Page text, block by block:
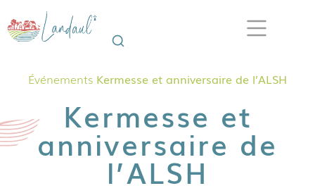
Événements Kermesse et anniversaire de l’ALSH
Kermesse et
anniversaire de
l’ALSH